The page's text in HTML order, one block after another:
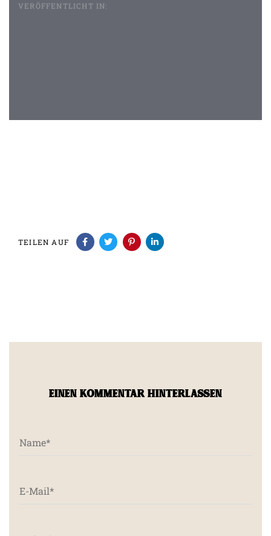
VERÖFFENTLICHT IN:
TEILEN AUF
EINEN KOMMENTAR HINTERLASSEN